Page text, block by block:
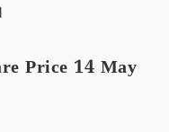
Price 14 May